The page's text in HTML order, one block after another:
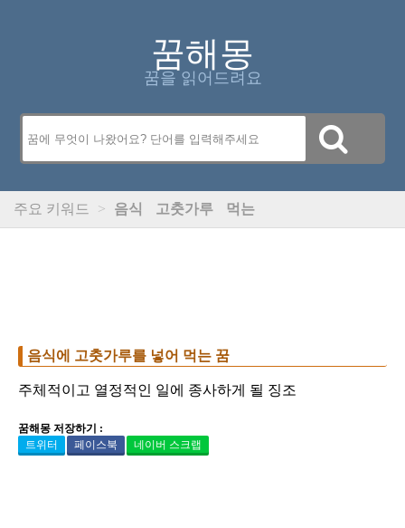
꿈해몽
꿈을 읽어드려요
주요 키워드 > 음식 고춧가루 먹는
음식에 고춧가루를 넣어 먹는 꿈
주체적이고 열정적인 일에 종사하게 될 징조
꿈해몽 저장하기 :
트위터
페이스북 네이버 스크랩